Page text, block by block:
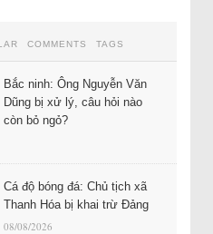
COMMENTS TAGS
Bắc ninh: Ông Nguyễn Văn
Dũng bị xử lý, câu hỏi nào
còn bỏ ngỏ?
Cá độ bóng đá: Chủ tịch xã
Thanh Hóa bị khai trừ Đảng
08/08/2026